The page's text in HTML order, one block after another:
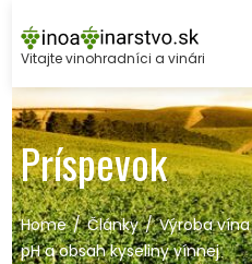
to
content
Vitajte vinohradníci a vinári
Príspevok
Home Články
Výroba vína
pH a obsah kyseliny vínnej